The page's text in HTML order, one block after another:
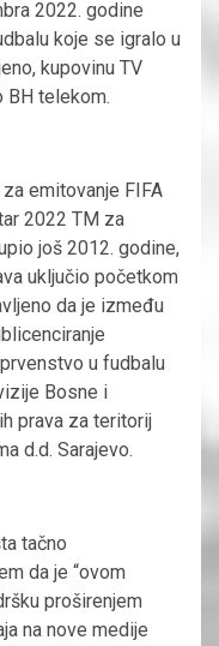
2022. godine
koje se igralo u
kupovinu TV
BH telekom.
emitovanje FIFA
2022 TM za
još 2012. godine,
uključio početkom
da je između
u fudbalu
Bosne i
prava za teritorij
d.d. Sarajevo.
tačno
da je “ovom
proširenjem
na nove medije